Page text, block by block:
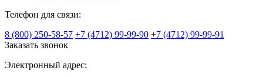
Телефон для связи:
8 (800) 250-58-57 +7 (4712) 99-99-90 +7 (4712) 99-99-91
Заказать звонок
Электронный адрес: